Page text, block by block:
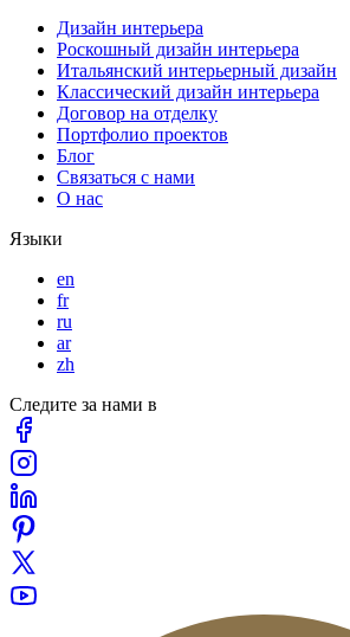
Дизайн интерьера
Роскошный дизайн интерьера
Итальянский интерьерный дизайн
Классический дизайн интерьера
Договор на отделку
Портфолио проектов
Блог
Связаться с нами
О нас
Языки
en
fr
ru
ar
zh
Следите за нами в